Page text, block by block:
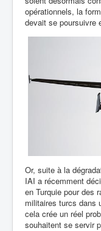
opérationnels, la
devait se poursuivre
Or, suite à la
IAI a récemment
en Turquie pour des
militaires turcs dans
cela crée un réel
souhaitent se servir